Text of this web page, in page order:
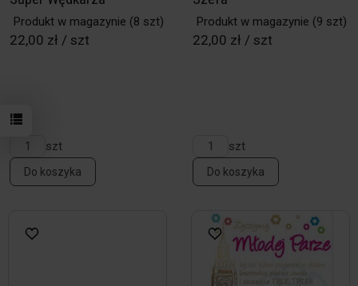
Produkt w magazynie (8 szt)
22,00 zł / szt
szt
Do koszyka
Produkt w magazynie (9 szt)
22,00 zł / szt
szt
Do koszyka